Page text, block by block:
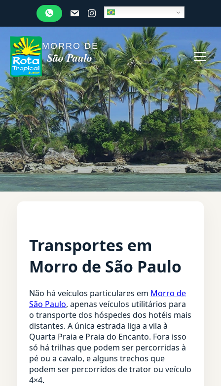
MORRO DE
São Paulo
Transportes em
Morro de São Paulo
Não há veículos particulares em Morro de
São Paulo, apenas veículos utilitários para
o transporte dos hóspedes dos hotéis mais
distantes. A única estrada liga a vila à
Quarta Praia e Praia do Encanto. Fora isso
só há trilhas que podem ser percorridas à
pé ou a cavalo, e alguns trechos que
podem ser percorridos de trator ou veículo
4×4.